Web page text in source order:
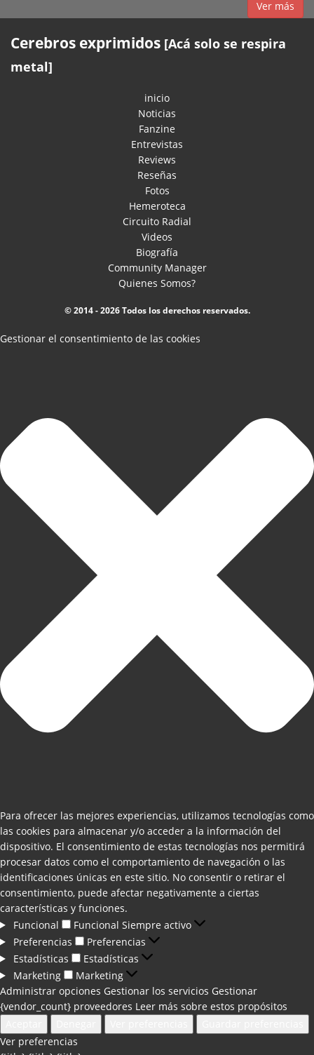
Ver más
Cerebros exprimidos [Acá solo se respira
metal]
inicio
Noticias
Fanzine
Entrevistas
Reviews
Reseñas
Fotos
Hemeroteca
Circuito Radial
Videos
Biografía
Community Manager
Quienes Somos?
© 2014 - 2026 Todos los derechos reservados.
Gestionar el consentimiento de las cookies
Para ofrecer las mejores experiencias, utilizamos tecnologías como
las cookies para almacenar y/o acceder a la información del
dispositivo. El consentimiento de estas tecnologías nos permitirá
procesar datos como el comportamiento de navegación o las
identificaciones únicas en este sitio. No consentir o retirar el
consentimiento, puede afectar negativamente a ciertas
características y funciones.
Funcional
Funcional Siempre activo
Preferencias
Preferencias
Estadísticas
Estadísticas
Marketing
Marketing
Administrar opciones Gestionar los servicios Gestionar
{vendor_count} proveedores Leer más sobre estos propósitos
Ver preferencias